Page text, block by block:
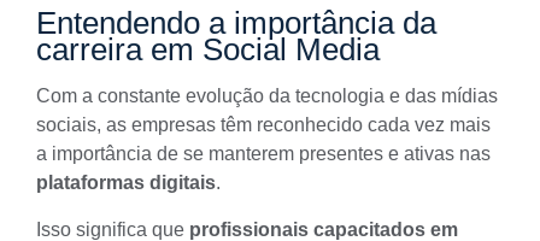
Entendendo a importância da
carreira em Social Media
Com a constante evolução da tecnologia e das mídias
sociais, as empresas têm reconhecido cada vez mais
a importância de se manterem presentes e ativas nas
plataformas digitais.
Isso significa que profissionais capacitados em